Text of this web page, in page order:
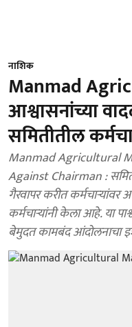
नाशिक
Manmad
आश्वासनांच्या
समितीतील
Manmad Agricultural
Against Chairman :
गैरवापर करीत कर्मचाऱ्यांवर
कर्मचाऱ्यांनी केला आहे. या
बेमुदत कामबंद आंदोलनाचा